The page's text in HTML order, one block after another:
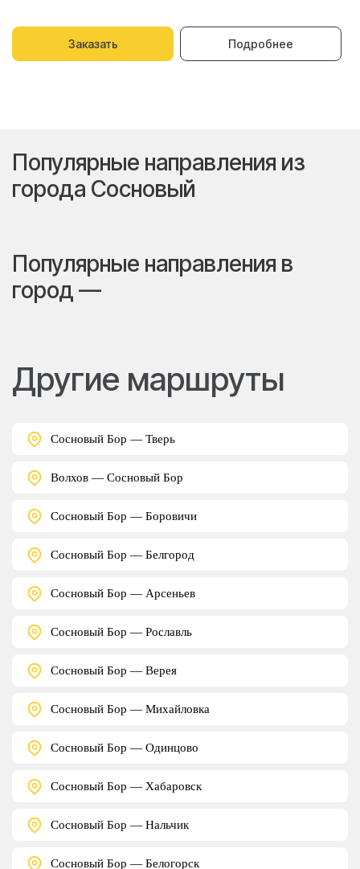
Заказать Подробнее
Популярные направления из
города Сосновый
Популярные направления в
город —
Другие маршруты
Сосновый Бор — Тверь
Волхов — Сосновый Бор
Сосновый Бор — Боровичи
Сосновый Бор — Белгород
Сосновый Бор — Арсеньев
Сосновый Бор — Рославль
Сосновый Бор — Верея
Сосновый Бор — Михайловка
Сосновый Бор — Одинцово
Сосновый Бор — Хабаровск
Сосновый Бор — Нальчик
Сосновый Бор — Белогорск